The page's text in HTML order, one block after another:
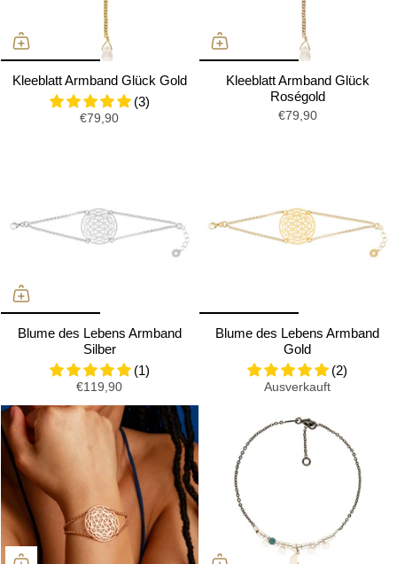
Kleeblatt Armband Glück Gold
(3)
€79,90
Kleeblatt Armband Glück
Roségold
€79,90
Blume des Lebens Armband
Silber
(1)
€119,90
Blume des Lebens Armband
Gold
(2)
Ausverkauft